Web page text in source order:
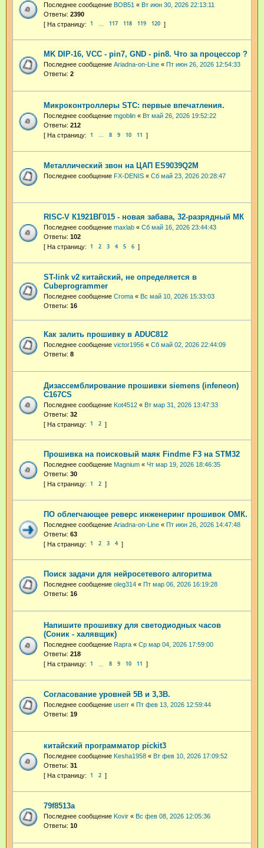
Последнее сообщение BOB51 « Вт июн 30, 2026 22:13:11
Ответы: 2390
1 117 118 119 120
MK DIP-16, VCC - pin7, GND - pin8. Что за процессор ?
Последнее сообщение Ariadna-on-Line « Пт июн 26, 2026 12:54:33
Ответы: 2
Микроконтроллеры STC: первые впечатления.
Последнее сообщение mgoblin « Вт май 26, 2026 19:52:22
Ответы: 212
1 … 8 9 10 11
Металлический звон на ЦАП ES9039Q2M
Последнее сообщение FX-DENIS « Сб май 23, 2026 20:28:47
RISC-V К1921ВГ015 - новая забава, 32-разрядный МК
Последнее сообщение maxlab « Сб май 16, 2026 23:44:43
Ответы: 102
1 2 3 4 5 6
ST-link v2 китайский, не определяется в
Cubeprogrammer
Последнее сообщение Croma « Вс май 10, 2026 15:33:03
Ответы: 16
Как залить прошивку в ADUC812
Последнее сообщение victor1956 « Сб май 02, 2026 22:44:09
Ответы: 8
Дизассемблирование прошивки siemens (infeneon)
C167CS
Последнее сообщение Kot4512 « Вт мар 31, 2026 13:47:33
Ответы: 32
1 2
Прошивка на поисковый маяк Findme F3 на STM32
Последнее сообщение Magnium « Чт мар 19, 2026 18:46:35
Ответы: 30
1 2
ПО облегчающее реверс инженеринг прошивок ОМК.
Последнее сообщение Ariadna-on-Line « Пт июн 26, 2026 14:47:48
Ответы: 63
1 2 3 4
Поиск задачи для нейросетевого алгоритма
Последнее сообщение oleg314 « Пт мар 06, 2026 16:19:28
Ответы: 16
Напишите прошивку для светодиодных часов
(Соник - халявщик)
Последнее сообщение Rapra « Ср мар 04, 2026 17:59:00
Ответы: 218
1 8 9 10 11
Согласование уровней 5В и 3,3В.
Последнее сообщение userr « Пт фев 13, 2026 12:59:44
Ответы: 19
китайский программатор pickit3
Последнее сообщение Kesha1958 « Вт фев 10, 2026 17:09:52
Ответы: 31
1 2
79f8513a
Последнее сообщение Kovir « Вс фев 08, 2026 12:05:36
Ответы: 10